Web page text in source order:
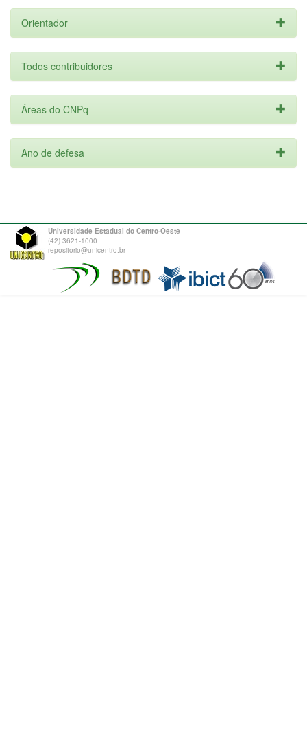
Orientador
Todos contribuidores
Áreas do CNPq
Ano de defesa
Universidade Estadual do Centro-Oeste
(42) 3621-1000
repositorio@unicentro.br